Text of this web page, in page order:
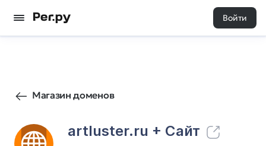
Войти
Магазин доменов
artluster.ru + Cайт
14 0